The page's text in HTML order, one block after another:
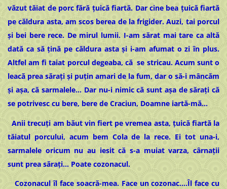
văzut tăiat de porc fără țuică fiartă. Dar cine bea țuică fiartă
pe căldura asta, am scos berea de la frigider. Auzi, tai porcul
și bei bere rece. De mirul lumii. I-am sărat mai tare ca altă
dată ca să țină pe căldura asta și i-am afumat o zi în plus.
Altfel am fi taiat porcul degeaba, că se stricau. Acum sunt o
leacă prea sărați și puțin amari de la fum, dar o să-i mâncăm
și așa, că sarmalele… Dar nu-i nimic că sunt așa de sărați că
se potrivesc cu bere, bere de Craciun, Doamne iartă-mă…
Anii trecuți am băut vin fiert pe vremea asta, țuică fiartă la
tăiatul porcului, acum bem Cola de la rece. Ei tot una-i,
sarmalele oricum nu au iesit că s-a muiat varza, cârnații
sunt prea sărați… Poate cozonacul.
Cozonacul îl face soacră-mea. Face un cozonac….Îl face cu